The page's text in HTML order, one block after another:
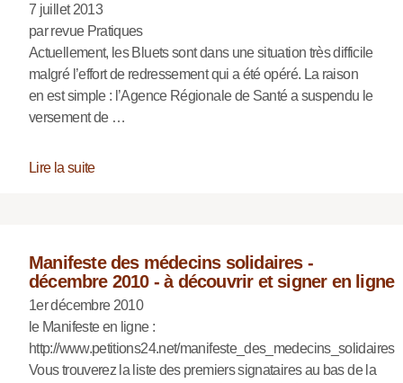
7 juillet 2013
par revue Pratiques
Actuellement, les Bluets sont dans une situation très difficile
malgré l’effort de redressement qui a été opéré. La raison
en est simple : l’Agence Régionale de Santé a suspendu le
versement de …
Lire la suite
Manifeste des médecins solidaires -
décembre 2010 - à découvrir et signer en ligne
1er décembre 2010
le Manifeste en ligne :
http://www.petitions24.net/manifeste_des_medecins_solidaires
Vous trouverez la liste des premiers signataires au bas de la